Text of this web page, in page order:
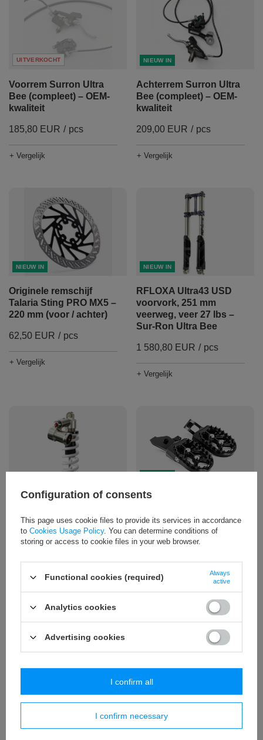
UITVERKOCHT
Voorrem Surron Ultra
Bee (compleet) – OEM-
kwaliteit
185,80 EUR / pcs
+ Vergelijk
NIEUW IN
Achterrem Surron Ultra
Bee (compleet) – OEM-
kwaliteit
209,00 EUR / pcs
+ Vergelijk
NIEUW IN
Originele remschijf
Talaria Sting PRO MX5 –
220 mm (voor / achter)
62,50 EUR / pcs
+ Vergelijk
NIEUW IN
RFLOXA Ultra43 USD
voorvork, 251 mm
veerweg, veer 27 lbs –
Sur-Ron Ultra Bee
1 580,80 EUR / pcs
+ Vergelijk
RFLOXA RAF55RV, veer
550 lbs – Sur-Ron Ultra
Bee
650,80 EUR / pcs
+ Vergelijk
96 CNC aluminium
Talaria Sting Pro, MX5
68,60 EUR / pcs
NIEUW IN
Voorremschijf-
NIEUW IN
Talaria Komodo
Configuration of consents
This page uses cookie files to provide its services in accordance
to Cookies Usage Policy. You can determine conditions of
storing or access to cookie files in your web browser.
Functional cookies (required)
Always
active
Analytics cookies
Advertising cookies
I confirm necessary
I confirm all